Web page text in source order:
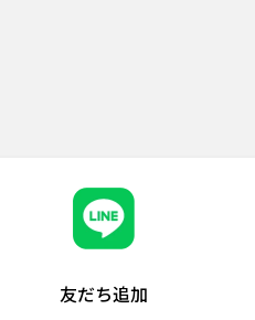
友だち追加